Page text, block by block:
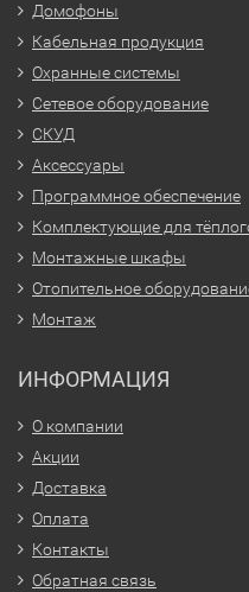
Домофоны
Кабельная продукция
Охранные системы
Сетевое оборудование
СКУД
Аксессуары
Программное обеспечение
Комплектующие для
Монтажные шкафы
Отопительное
Монтаж
ИНФОРМАЦИЯ
О компании
Акции
Доставка
Оплата
Контакты
Обратная связь